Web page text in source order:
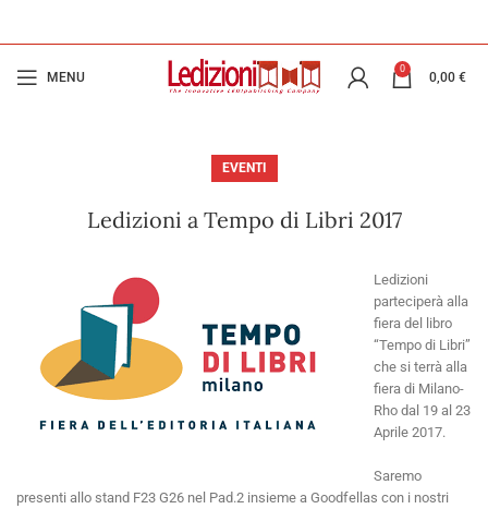
MENU
0
0,00 €
EVENTI
Ledizioni a Tempo di Libri 2017
Ledizioni
parteciperà alla
fiera del libro
“Tempo di Libri”
che si terrà alla
fiera di Milano-
Rho dal 19 al 23
Aprile 2017.
Saremo
presenti allo stand F23 G26 nel Pad.2 insieme a Goodfellas con i nostri